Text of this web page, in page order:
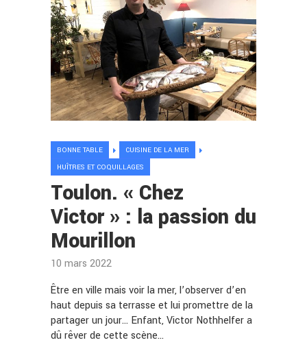
BONNE TABLE
CUISINE DE LA MER
HUÎTRES ET COQUILLAGES
Toulon. « Chez
Victor » : la passion du
Mourillon
10 mars 2022
Être en ville mais voir la mer, l’observer d’en
haut depuis sa terrasse et lui promettre de la
partager un jour… Enfant, Victor Nothhelfer a
dû rêver de cette scène…